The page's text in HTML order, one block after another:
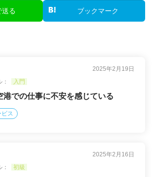
送る ブックマーク
2025年2月19日
入門
港での仕事に不安を感じている
ビス
2025年2月16日
初級